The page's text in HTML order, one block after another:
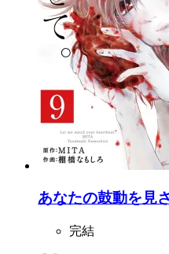
あなたの鼓動を見
完結